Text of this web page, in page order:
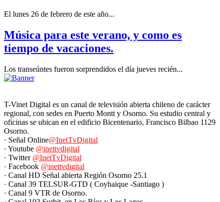
El lunes 26 de febrero de este año...
Música para este verano, y como es
tiempo de vacaciones.
Los transeúntes fueron sorprendidos el día jueves recién...
T-Vinet Digital es un canal de televisión abierta chileno de carácter
regional, con sedes en Puerto Montt y Osorno. Su estudio central y
oficinas se ubican en el edificio Bicentenario, Francisco Bilbao 1129
Osorno.
· Señal Online@InetTvDigital
· Youtube @inettvdigital
· Twitter @InetTvDigital
· Facebook @inettvdigital
· Canal HD Señal abierta Región Osorno 25.1
· Canal 39 TELSUR-GTD ( Coyhaique -Santiago )
· Canal 9 VTR de Osorno.